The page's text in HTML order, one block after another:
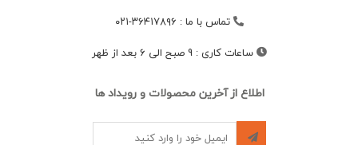
تماس با ما : ۳۶۴۱۷۸۹۶-۰۲۱
ساعات کاری : 9 صبح الی 6 بعد از ظهر
اطلاع از آخرین محصولات و رویداد ها